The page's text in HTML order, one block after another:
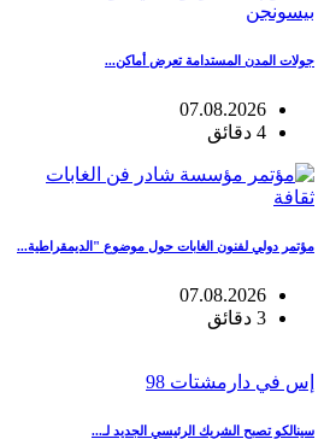
بيسونجن
جولات المدن المستدامة تعرض أماكن...
07.08.2026
4 دقائق
ثقافة
مؤتمر دولي لفنون الغابات حول موضوع "الديمقراطية...
07.08.2026
3 دقائق
إس في دارمشتات 98
سينالكو تصبح الشريك الرئيسي الجديد لـ...